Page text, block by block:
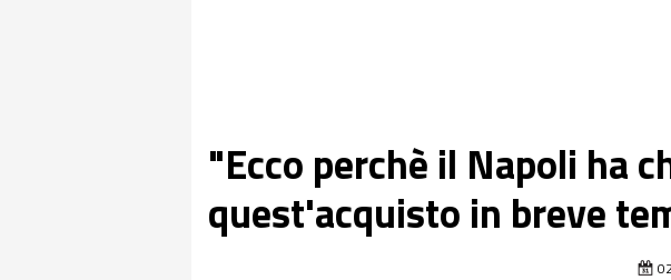
"Ecco perchè il Napoli ha
quest'acquisto in breve